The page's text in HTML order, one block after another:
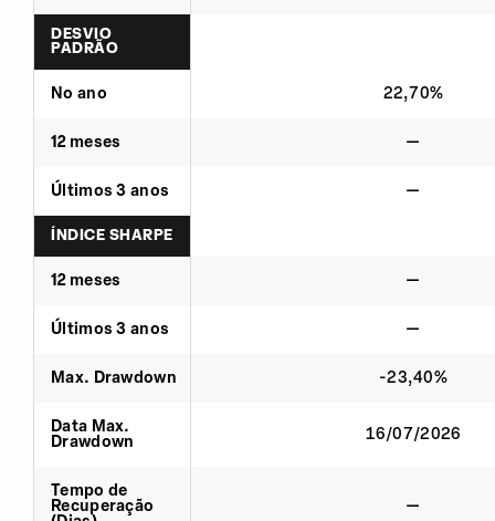
DESVIO
PADRÃO
No ano 22,70%
12 meses —
Últimos 3 anos —
ÍNDICE SHARPE
12 meses —
Últimos 3 anos —
Max. Drawdown -23,40%
Data Max.
Drawdown
16/07/2026
Tempo de
Recuperação
—